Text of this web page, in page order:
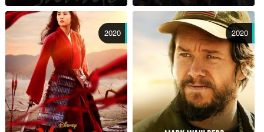
2020 2020